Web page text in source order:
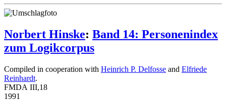
Norbert Hinske: Band 14: Personenindex
zum Logikcorpus
Compiled in cooperation with Heinrich P. Delfosse and Elfriede
Reinhardt.
FMDA III,18
1991